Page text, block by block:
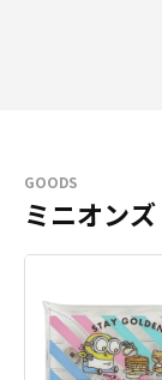
GOODS
ミニオンズ